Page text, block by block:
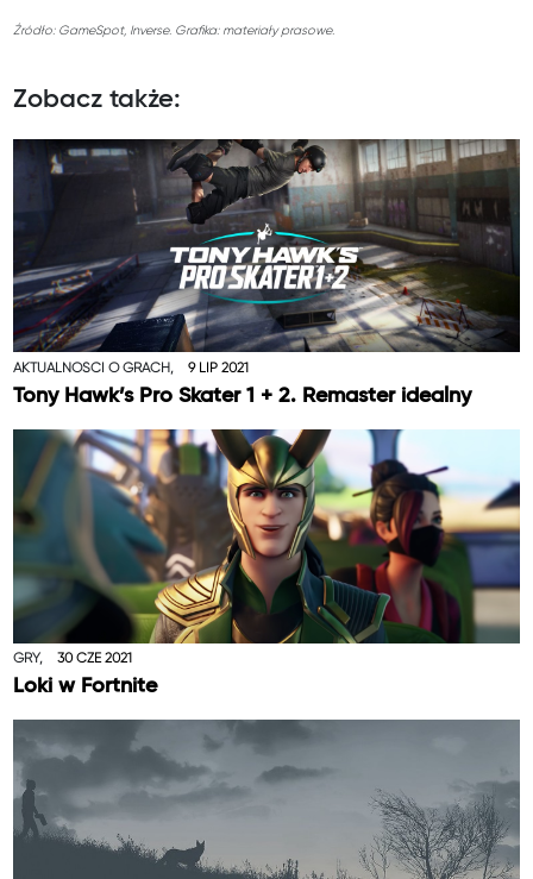
Źródło: GameSpot, Inverse. Grafika: materiały prasowe.
Zobacz także:
AKTUALNOŚCI O GRACH, 9 LIP 2021
Tony Hawk’s Pro Skater 1 + 2. Remaster idealny
GRY, 30 CZE 2021
Loki w Fortnite